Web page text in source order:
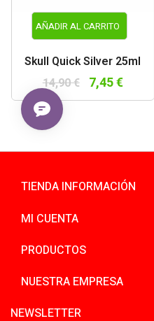
AÑADIR AL CARRITO
Skull Quick Silver 25ml
14,90 € 7,45 €
TIENDA INFORMACIÓN
MI CUENTA
PRODUCTOS
NUESTRA EMPRESA
NEWSLETTER